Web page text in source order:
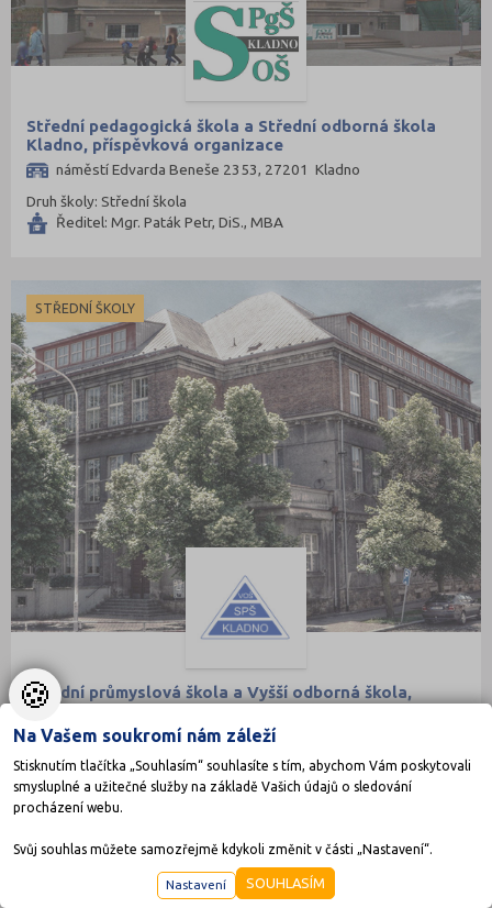
Střední pedagogická škola a Střední odborná škola
Kladno, příspěvková organizace
náměstí Edvarda Beneše 2353, 27201 Kladno
Druh školy: Střední škola
Ředitel: Mgr. Paták Petr, DiS., MBA
STŘEDNÍ ŠKOLY
Střední průmyslová škola a Vyšší odborná škola,
Kladno, Jana Palacha 1840
Jana Palacha 1840, 27201 Kladno
Druh školy: Střední škola
Ředitel: Ing. Miroslav Dundr
🍪
Na Vašem soukromí nám záleží
Stisknutím tlačítka „Souhlasím“ souhlasíte s tím, abychom Vám poskytovali
smysluplné a užitečné služby na základě Vašich údajů o sledování
procházení webu.
Svůj souhlas můžete samozřejmě kdykoli změnit v části „Nastavení“.
Nastavení SOUHLASÍM